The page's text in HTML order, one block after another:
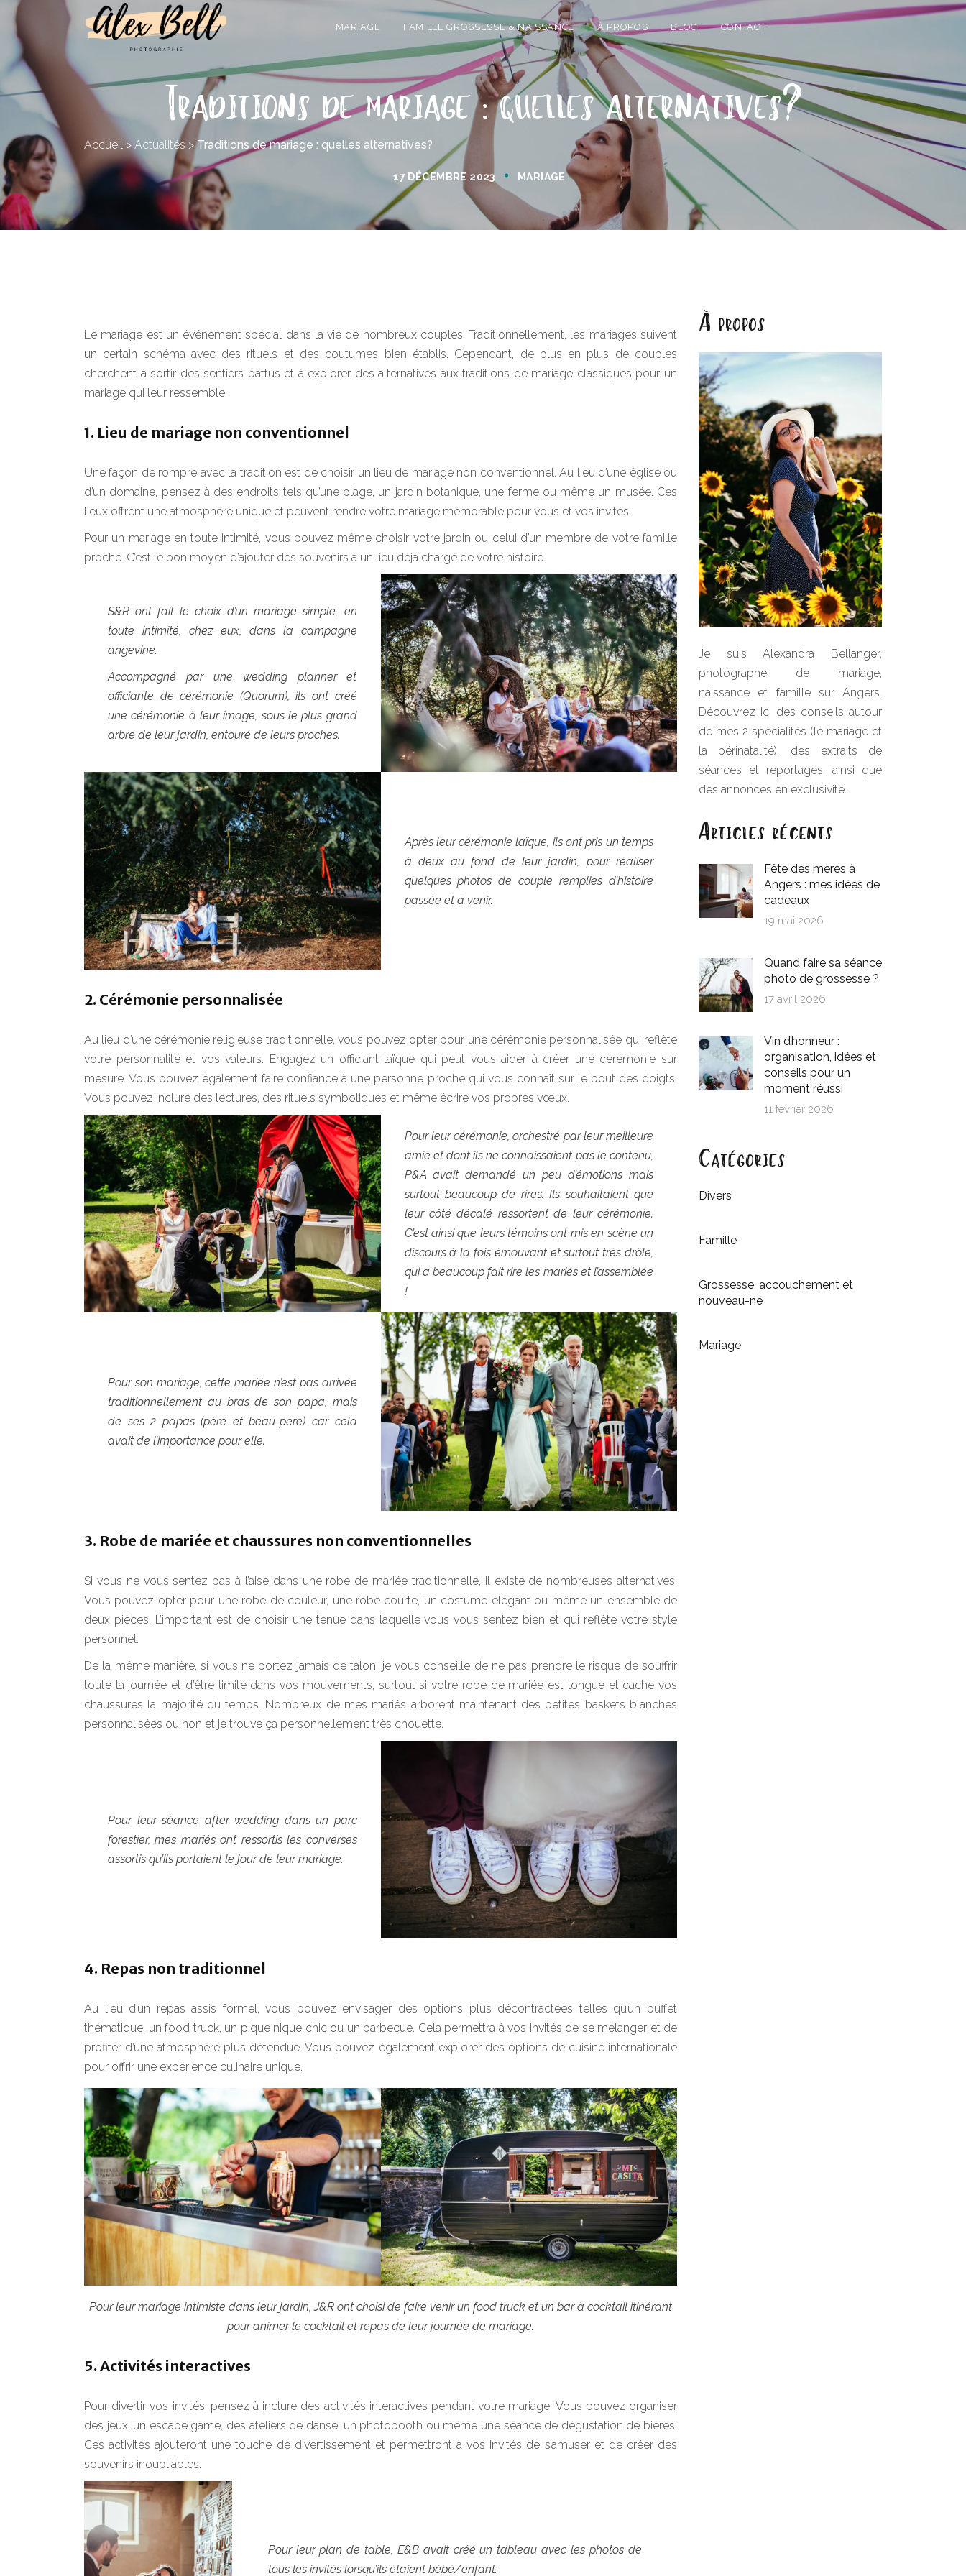
MARIAGE FAMILLE GROSSESSE & NAISSANCE À PROPOS BLOG CONTACT
Traditions de mariage : quelles alternatives?
Accueil > Actualités >Traditions de mariage : quelles alternatives?
17 DÉCEMBRE 2023 MARIAGE
Le mariage est un événement spécial dans la vie de nombreux couples. Traditionnellement, les mariages suivent
un certain schéma avec des rituels et des coutumes bien établis. Cependant, de plus en plus de couples
cherchent à sortir des sentiers battus et à explorer des alternatives aux traditions de mariage classiques pour un
mariage qui leur ressemble.
1. Lieu de mariage non conventionnel
Une façon de rompre avec la tradition est de choisir un lieu de mariage non conventionnel. Au lieu d’une église ou
d’un domaine, pensez à des endroits tels qu’une plage, un jardin botanique, une ferme ou même un musée. Ces
lieux offrent une atmosphère unique et peuvent rendre votre mariage mémorable pour vous et vos invités.
Pour un mariage en toute intimité, vous pouvez même choisir votre jardin ou celui d’un membre de votre famille
proche. C’est le bon moyen d’ajouter des souvenirs à un lieu déjà chargé de votre histoire.
S&R ont fait le choix d’un mariage simple, en
toute intimité, chez eux, dans la campagne
angevine.
Accompagné par une wedding planner et
officiante de cérémonie (Quorum), ils ont créé
une cérémonie à leur image, sous le plus grand
arbre de leur jardin, entouré de leurs proches.
Après leur cérémonie laïque, ils ont pris un temps
à deux au fond de leur jardin, pour réaliser
quelques photos de couple remplies d’histoire
passée et à venir.
2. Cérémonie personnalisée
Au lieu d’une cérémonie religieuse traditionnelle, vous pouvez opter pour une cérémonie personnalisée qui reflète
votre personnalité et vos valeurs. Engagez un officiant laïque qui peut vous aider à créer une cérémonie sur
mesure. Vous pouvez également faire confiance à une personne proche qui vous connaît sur le bout des doigts.
Vous pouvez inclure des lectures, des rituels symboliques et même écrire vos propres vœux.
Pour leur cérémonie, orchestré par leur meilleure
amie et dont ils ne connaissaient pas le contenu,
P&A avait demandé un peu d’émotions mais
surtout beaucoup de rires. Ils souhaitaient que
leur côté décalé ressortent de leur cérémonie.
C’est ainsi que leurs témoins ont mis en scène un
discours à la fois émouvant et surtout très drôle,
qui a beaucoup fait rire les mariés et l’assemblée
!
Pour son mariage, cette mariée n’est pas arrivée
traditionnellement au bras de son papa, mais
de ses 2 papas (père et beau-père) car cela
avait de l’importance pour elle.
3. Robe de mariée et chaussures non conventionnelles
Si vous ne vous sentez pas à l’aise dans une robe de mariée traditionnelle, il existe de nombreuses alternatives.
Vous pouvez opter pour une robe de couleur, une robe courte, un costume élégant ou même un ensemble de
deux pièces. L’important est de choisir une tenue dans laquelle vous vous sentez bien et qui reflète votre style
personnel.
De la même manière, si vous ne portez jamais de talon, je vous conseille de ne pas prendre le risque de souffrir
toute la journée et d’être limité dans vos mouvements, surtout si votre robe de mariée est longue et cache vos
chaussures la majorité du temps. Nombreux de mes mariés arborent maintenant des petites baskets blanches
personnalisées ou non et je trouve ça personnellement très chouette.
Pour leur séance after wedding dans un parc
forestier, mes mariés ont ressortis les converses
assortis qu’ils portaient le jour de leur mariage.
4. Repas non traditionnel
Au lieu d’un repas assis formel, vous pouvez envisager des options plus décontractées telles qu’un buffet
thématique, un food truck, un pique nique chic ou un barbecue. Cela permettra à vos invités de se mélanger et de
profiter d’une atmosphère plus détendue. Vous pouvez également explorer des options de cuisine internationale
pour offrir une expérience culinaire unique.
Pour leur mariage intimiste dans leur jardin, J&R ont choisi de faire venir un food truck et un bar à cocktail itinérant
pour animer le cocktail et repas de leur journée de mariage.
5. Activités interactives
Pour divertir vos invités, pensez à inclure des activités interactives pendant votre mariage. Vous pouvez organiser
des jeux, un escape game, des ateliers de danse, un photobooth ou même une séance de dégustation de bières.
Ces activités ajouteront une touche de divertissement et permettront à vos invités de s’amuser et de créer des
souvenirs inoubliables.
Pour leur plan de table, E&B avait créé un tableau avec les photos de
tous les invités lorsqu’ils étaient bébé/enfant.
À propos
Je suis Alexandra Bellanger,
photographe de mariage,
naissance et famille sur Angers.
Découvrez ici des conseils autour
de mes 2 spécialités (le mariage et
la périnatalité), des extraits de
séances et reportages, ainsi que
des annonces en exclusivité.
Articles récents
Fête des mères à
Angers : mes idées de
cadeaux
19 mai 2026
Quand faire sa séance
photo de grossesse ?
17 avril 2026
Vin d’honneur :
organisation, idées et
conseils pour un
moment réussi
11 février 2026
Catégories
Divers
Famille
Grossesse, accouchement et
nouveau-né
Mariage